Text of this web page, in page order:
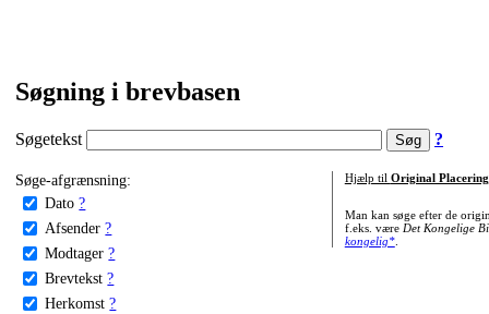
Søgning i brevbasen
Søgetekst ?
Søge-afgrænsning:
Dato ?
Afsender ?
Modtager ?
Brevtekst ?
Herkomst ?
Hjælp til Original Placering
Man kan søge efter de
f.eks. være Det Kongelige
kongelig*.